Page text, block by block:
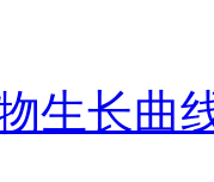
生长曲